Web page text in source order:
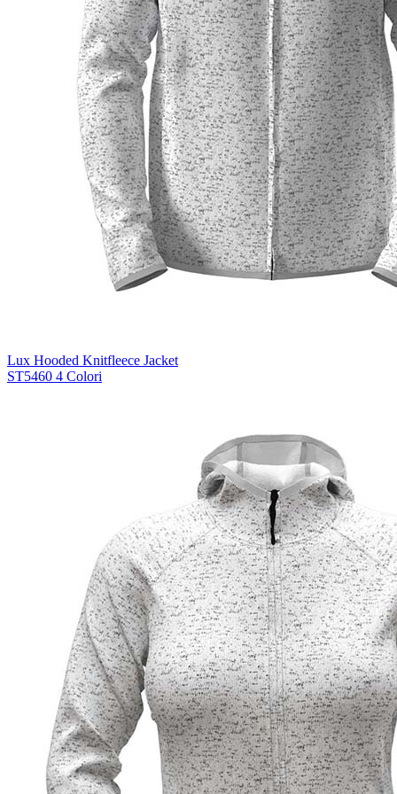
Blue Midnight Dip (BMD)
Light Grey Melange (LGM)
Lux Hooded Knitfleece Jacket
ST5460 4 Colori